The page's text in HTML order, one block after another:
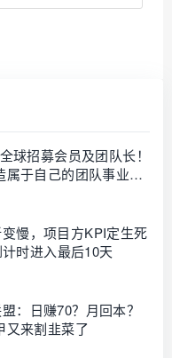
球招募会员及团队长！
属于自己的团队事业，
队？加入
慢，项目方KPI定生死
计时进入最后10天
：日赚70？月回本？
又来割韭菜了